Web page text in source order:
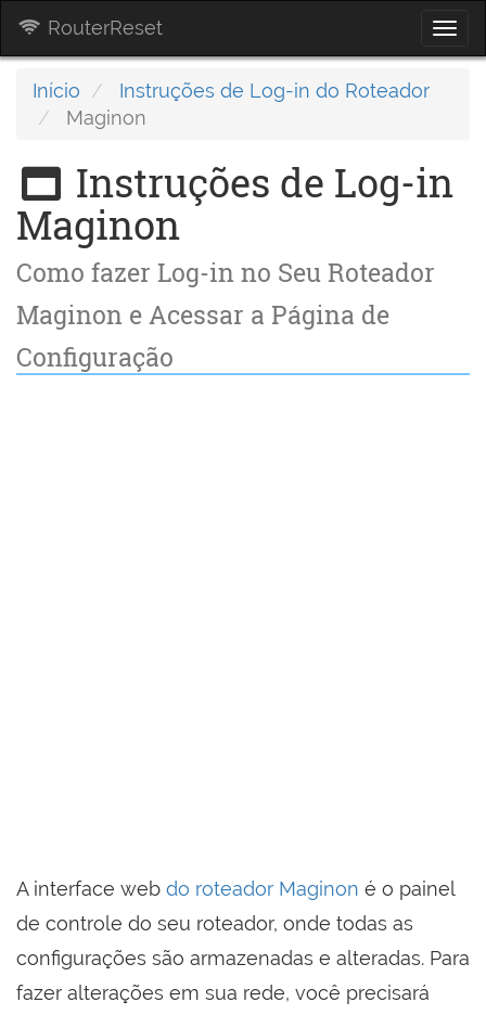
RouterReset
Início
Instruções de Log-in do Roteador
Maginon
Instruções de Log-in
Maginon
Como fazer Log-in no Seu Roteador
Maginon e Acessar a Página de
Configuração
A interface web do roteador Maginon é o painel
de controle do seu roteador, onde todas as
configurações são armazenadas e alteradas. Para
fazer alterações em sua rede, você precisará